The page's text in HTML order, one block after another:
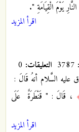
يَوْمَ الْقِيَامَةِ ".
اقرأ المزيد
التعليقات:
السَّلام أنهُ قَالَ :
، قَالَ : " قَنْطَرَةٌ عَلَى
اقرأ المزيد